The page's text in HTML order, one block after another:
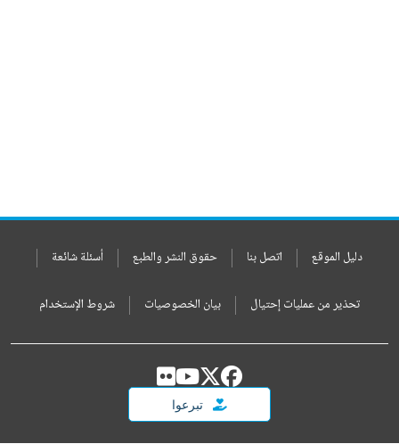
دليل الموقع اتصل بنا حقوق النشر والطبع أسئلة شائعة
تحذير من عمليات إحتيال بيان الخصوصيات شروط الإستخدام
تبرعوا